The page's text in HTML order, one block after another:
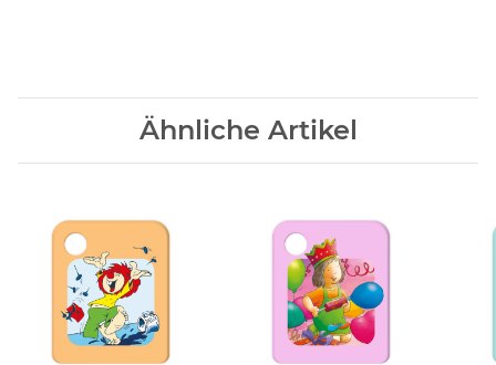
Ähnliche Artikel